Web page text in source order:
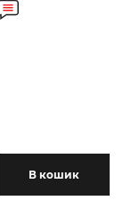
В кошик